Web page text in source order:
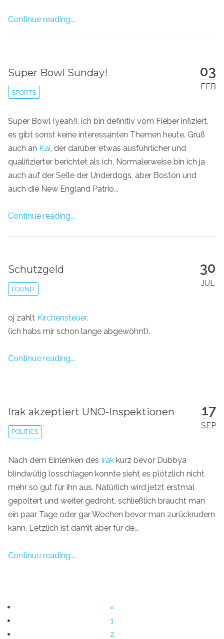
Continue reading...
03
FEB
Super Bowl Sunday!
SPORTS
Super Bowl (yeah!), ich bin definitiv vom Fieber infiziert,
es gibt sonst keine interessanten Themen heute. Gruß
auch an Kai , der darüber etwas ausführlicher und
qualifizierter berichtet als ich. Normalerweise bin ich ja
auch auf der Seite der Underdogs, aber Boston und
auch die New England Patrio...
Continue reading...
30
JUL
Schutzgeld
FOUND
oj zahlt Kirchensteuer.
(ich habs mir schon lange abgewöhnt).
Continue reading...
17
SEP
Irak akzeptiert UNO-Inspektionen
POLITICS
Nach dem Einlenken des Irak kurz bevor Dubbya
blindwütig losschlagen konnte sieht es plötzlich nicht
mehr so gut für ihn aus. Natürlich wird jetzt erstmal
gepoltert und weiter gedroht, schließlich braucht man
ein paar Tage oder gar Wochen bevor man zurückrudern
kann. Letzlich ist damit aber für de...
Continue reading...
«
1
2